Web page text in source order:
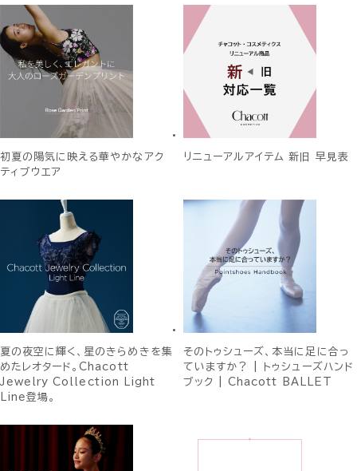
初夏の陽気に映える華やかなアク
ティブウエア
リニューアルアイテム 新旧 早見表
夏の夜空に輝く、星のきらめきを集
めたレオタード。Chacott
Jewelry Collection Light
Line登場。
そのトゥシューズ、本当に足に合っ
ていますか？ | トゥシューズハンド
ブック | Chacott BALLET